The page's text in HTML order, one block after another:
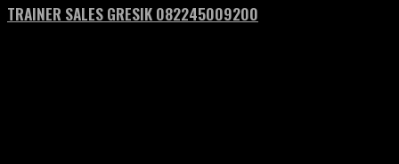
TRAINER SALES GRESIK 082245009200